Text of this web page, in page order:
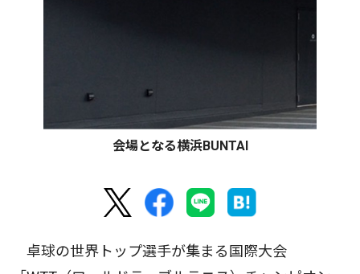
会場となる横浜BUNTAI
卓球の世界トップ選手が集まる国際大会